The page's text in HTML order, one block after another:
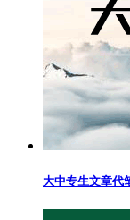
大中专生文章代